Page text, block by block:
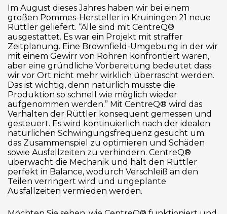
Im August dieses Jahres haben wir bei einem
großen Pommes-Hersteller in Kruiningen 21 neue
Rüttler geliefert. “Alle sind mit CentreQ®
ausgestattet. Es war ein Projekt mit straffer
Zeitplanung. Eine Brownfield-Umgebung in der wir
mit einem Gewirr von Rohren konfrontiert waren,
aber eine gründliche Vorbereitung bedeutet dass
wir vor Ort nicht mehr wirklich überrascht werden.
Das ist wichtig, denn natürlich musste die
Produktion so schnell wie möglich wieder
aufgenommen werden.” Mit CentreQ® wird das
Verhalten der Rüttler konsequent gemessen und
gesteuert. Es wird kontinuierlich nach der idealen
natürlichen Schwingungsfrequenz gesucht um
das Zusammenspiel zu optimieren und Schäden
sowie Ausfallzeiten zu verhindern. CentreQ®
überwacht die Mechanik und hält den Rüttler
perfekt in Balance, wodurch Verschleiß an den
Teilen verringert wird und ungeplante
Ausfallzeiten vermieden werden.